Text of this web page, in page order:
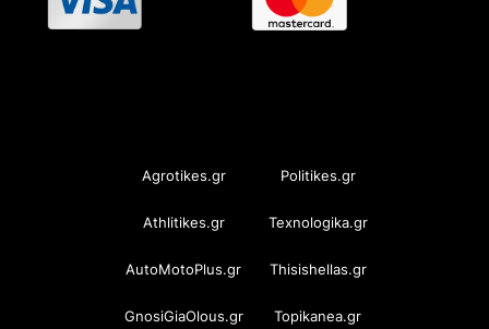
Agrotikes.gr Politikes.gr
Athlitikes.gr Texnologika.gr
AutoMotoPlus.gr Thisishellas.gr
GnosiGiaOlous.gr Topikanea.gr